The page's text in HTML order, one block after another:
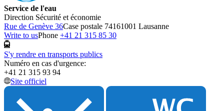
Service de l'eau
Direction Sécurité et économie
Rue de Genève 36Case postale 74161001 Lausanne
Write to usPhone +41 21 315 85 30
S'y rendre en transports publics
Numéro en cas d'urgence:
+41 21 315 93 94
Site officiel